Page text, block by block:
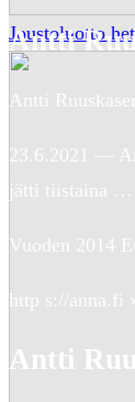
Joustoluotto
Antti
Antti
23.6.2021 —
jätti tiistaina …
Vuoden 2014
http s://anna.fi
Antti